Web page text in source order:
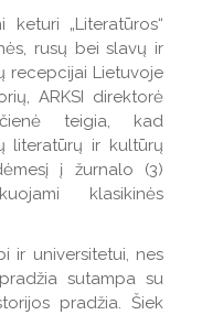
keturi „Literatūros“
rusų bei slavų ir
recepcijai Lietuvoje
ARKSI direktorė
teigia, kad
literatūrų ir kultūrų
į žurnalo (3)
klasikinės
ir universitetui, nes
sutampa su
pradžia. Šiek